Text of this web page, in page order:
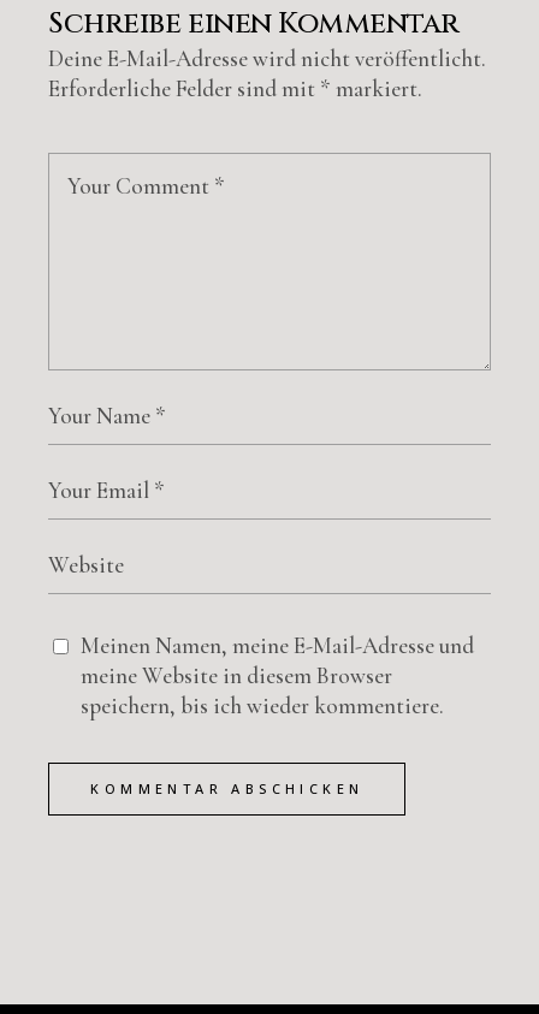
Schreibe einen Kommentar
Deine E-Mail-Adresse wird nicht veröffentlicht.
Erforderliche Felder sind mit * markiert.
Meinen Namen, meine E-Mail-Adresse und
meine Website in diesem Browser
speichern, bis ich wieder kommentiere.
KOMMENTAR ABSCHICKEN